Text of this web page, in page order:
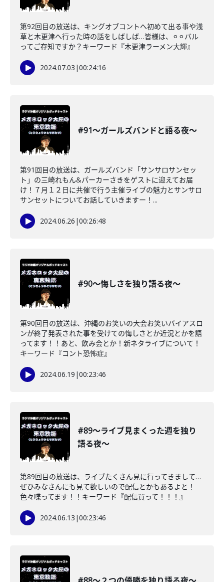
第92回目の放送は、キングオブコントへ初めて出る事や浅
草と木更津へ行った時の話をしばしば…皆様は、⚪︎⚪︎バル
ってご存知ですか？キーワード『木更津ラーメン大輝』
2024.07.03 |00:24:16
#91〜ガールズバンドと語る夜〜
第91回目の放送は、ガールズバンド「サンサロサンセッ
ト」の三崎れもん&パーカーさきをゲストに迎えてお届
け！７月１２日に共催で行う主催ライブの魅力とサンサロ
サンセットについてお話していきますー！...
2024.06.26 |00:26:48
#90〜悔しさを独り語る夜〜
第90回目の放送は、沖縄のお笑いの大会お笑いバイアスロ
ンが終了発表された事を受けての悔しさとか近況とかを語
ってます！！あと、飲み会とか！新ネタライブについて！
キーワード『コント恐怖症』
2024.06.19 |00:23:46
#89〜ライブ見まくった週を独り
語る夜〜
第89回目の放送は、ライブたくさん見に行ってきまして…
ぜひみなさんにも見て欲しいので配信とかもあるよと！
色々喋ってます！！キーワード『配信買って！！！』
2024.06.13 |00:23:46